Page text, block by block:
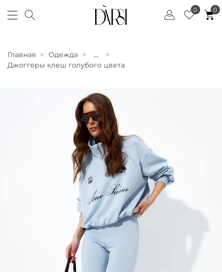
0 0
Главная Одежда
...
Джоггеры клеш голубого цвета